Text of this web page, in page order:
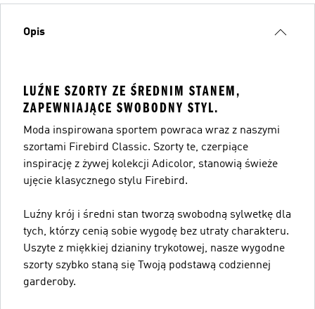
Opis
LUŹNE SZORTY ZE ŚREDNIM STANEM,
ZAPEWNIAJĄCE SWOBODNY STYL.
Moda inspirowana sportem powraca wraz z naszymi
szortami Firebird Classic. Szorty te, czerpiące
inspirację z żywej kolekcji Adicolor, stanowią świeże
ujęcie klasycznego stylu Firebird.
Luźny krój i średni stan tworzą swobodną sylwetkę dla
tych, którzy cenią sobie wygodę bez utraty charakteru.
Uszyte z miękkiej dzianiny trykotowej, nasze wygodne
szorty szybko staną się Twoją podstawą codziennej
garderoby.